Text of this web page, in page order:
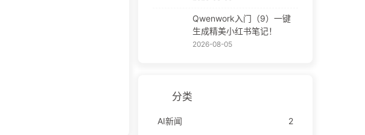
Qwenwork入门（9）一键
生成精美小红书笔记！
2026-08-05
分类
AI新闻
2